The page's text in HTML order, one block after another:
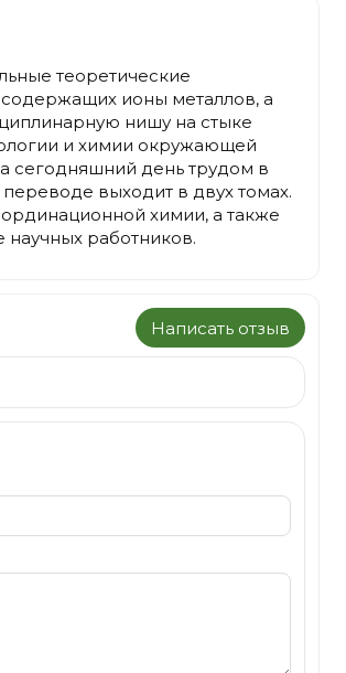
теоретические
ионы металлов, а
нишу на стыке
и химии окружающей
сегодняшний день трудом в
выходит в двух томах.
химии, а также
научных работников.
Написать отзыв